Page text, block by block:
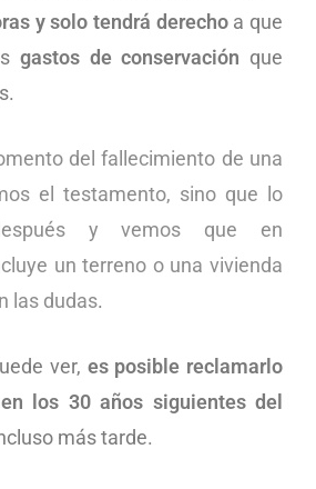
y solo tendrá derechoa que
gastos de conservación que
del fallecimiento de una
el testamento, sino que lo
y vemos que en
un terreno o una vivienda
las dudas.
ver, es posible reclamarlo
los 30 años siguientes del
más tarde.